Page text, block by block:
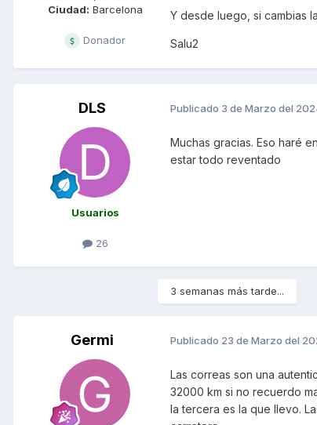
Ciudad: Barcelona
Donador
Y desde luego, si cambias
Salu2
DLS
Usuarios
26
Publicado 3 de Marzo del
Muchas gracias. Eso haré
estar todo reventado
3 semanas más tarde...
Germi Publicado 23 de Marzo del
Las correas son una
32000 km si no recuerdo
la tercera es la que llevo.